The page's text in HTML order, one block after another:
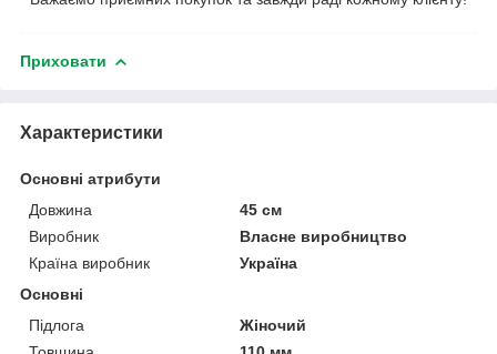
Приховати
Характеристики
Основні атрибути
Довжина
45 см
Виробник
Власне виробництво
Країна виробник
Україна
Основні
Підлога
Жіночий